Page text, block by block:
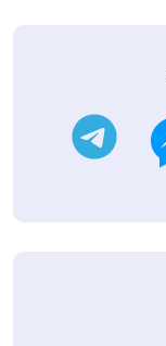
ماسنجر